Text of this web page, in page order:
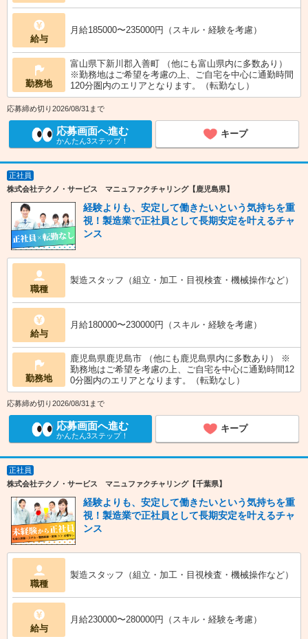
給与
月給185000〜235000円（スキル・経験を考慮）
勤務地
富山県下新川郡入善町 （他にも富山県内に多数あり）
※勤務地はご希望を考慮の上、ご自宅を中心に通勤時間
120分圏内のエリアとなります。（転勤なし）
応募締め切り2026/08/31まで
応募画面へ進む
かんたん3ステップ！
キープ
正社員
株式会社テクノ・サービス マニュファクチャリング【鹿児島県】
経験よりも、安定して働きたいという気持ちを重
視！製造業で正社員として長期安定を叶えるチャ
ンス
職種
製造スタッフ（組立・加工・目視検査・機械操作など）
給与
月給180000〜230000円（スキル・経験を考慮）
勤務地
鹿児島県鹿児島市 （他にも鹿児島県内に多数あり） ※
勤務地はご希望を考慮の上、ご自宅を中心に通勤時間12
0分圏内のエリアとなります。（転勤なし）
応募締め切り2026/08/31まで
応募画面へ進む
かんたん3ステップ！
キープ
正社員
株式会社テクノ・サービス マニュファクチャリング【千葉県】
経験よりも、安定して働きたいという気持ちを重
視！製造業で正社員として長期安定を叶えるチャ
ンス
職種
製造スタッフ（組立・加工・目視検査・機械操作など）
給与
月給230000〜280000円（スキル・経験を考慮）